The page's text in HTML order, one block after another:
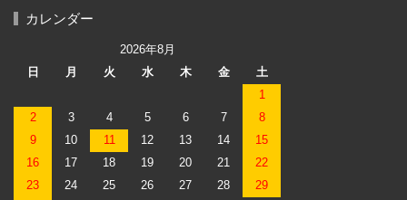
カレンダー
2026年8月
日
月 火 水 木 金
土
1
2
3 4 5 6 7
8
9
10 11 12 13 14
15
16
17 18 19 20 21
22
23
24 25 26 27 28
29